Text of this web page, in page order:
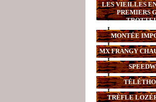
LES VIEILLES
PREMIERS
MONTÉE
MX FRANGY
TRÈFLE